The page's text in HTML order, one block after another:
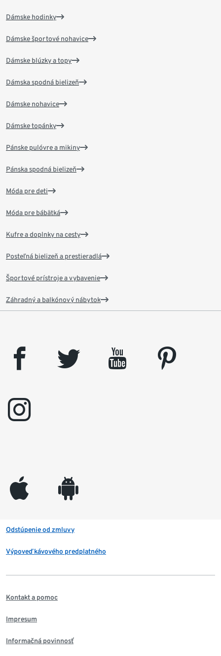
Dámske hodinky
Dámske športové nohavice
Dámske blúzky a topy
Dámska spodná bielizeň
Dámske nohavice
Dámske topánky
Pánske pulóvre a mikiny
Pánska spodná bielizeň
Móda pre deti
Móda pre bábätká
Kufre a doplnky na cesty
Posteľná bielizeň a prestieradlá
Športové prístroje a vybavenie
Záhradný a balkónový nábytok
facebook twitter youtube
pinterest
instagram
appleinc android
Odstúpenie od zmluvy
Výpoveď kávového predplatného
Kontakt a pomoc
Impresum
Informačná povinnosť